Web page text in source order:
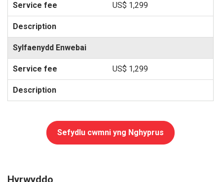
US$ 1,299
Sylfaenydd Enwebai
US$ 1,299
Sefydlu cwmni yng Nghyprus
Hyrwyddo